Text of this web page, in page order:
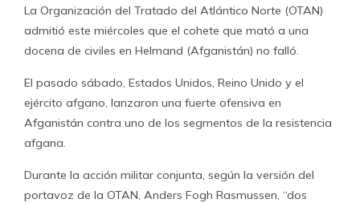
La Organización del Tratado del Atlántico Norte (OTAN)
admitió este miércoles que el cohete que mató a una
docena de civiles en Helmand (Afganistán) no falló.
El pasado sábado, Estados Unidos, Reino Unido y el
ejército afgano, lanzaron una fuerte ofensiva en
Afganistán contra uno de los segmentos de la resistencia
afgana.
Durante la acción militar conjunta, según la versión del
portavoz de la OTAN, Anders Fogh Rasmussen, “dos